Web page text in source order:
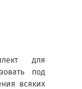
для
под
всяких